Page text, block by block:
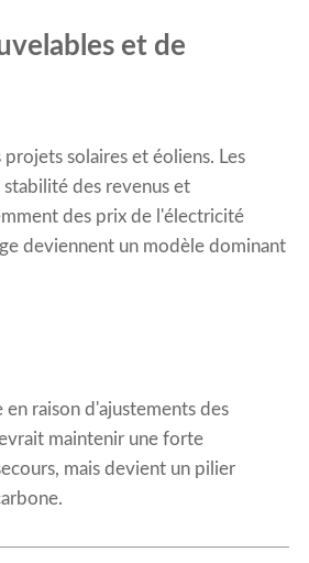
et de
solaires et éoliens. Les
des revenus et
des prix de l'électricité
deviennent un modèle dominant
raison d'ajustements des
maintenir une forte
mais devient un pilier